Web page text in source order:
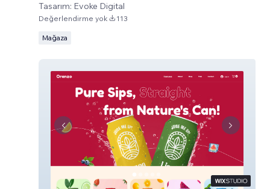
Tasarım: Evoke Digital
Değerlendirme yok 113
Mağaza